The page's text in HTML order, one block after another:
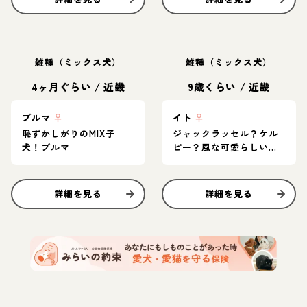
雑種（ミックス犬）
4ヶ月ぐらい /近畿
ブルマ ♀
恥ずかしがりのMIX子
犬！ブルマ
詳細を見る
雑種（ミックス犬）
9歳くらい / 近畿
イト ♀
ジャックラッセル？ケル
ピー？風な可愛らしいイ
詳細を見る